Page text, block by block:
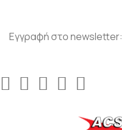
Εγγραφή στο newsletter: